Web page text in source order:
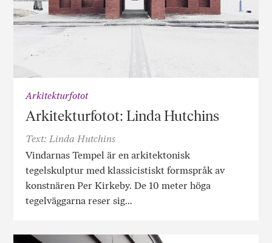
Arkitekturfotot
Arkitekturfotot: Linda Hutchins
Text: Linda Hutchins
Vindarnas Tempel är en arkitektonisk
tegelskulptur med klassicistiskt formspråk av
konstnären Per Kirkeby. De 10 meter höga
tegelväggarna reser sig…